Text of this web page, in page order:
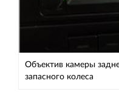
Объектив камеры
запасного колеса